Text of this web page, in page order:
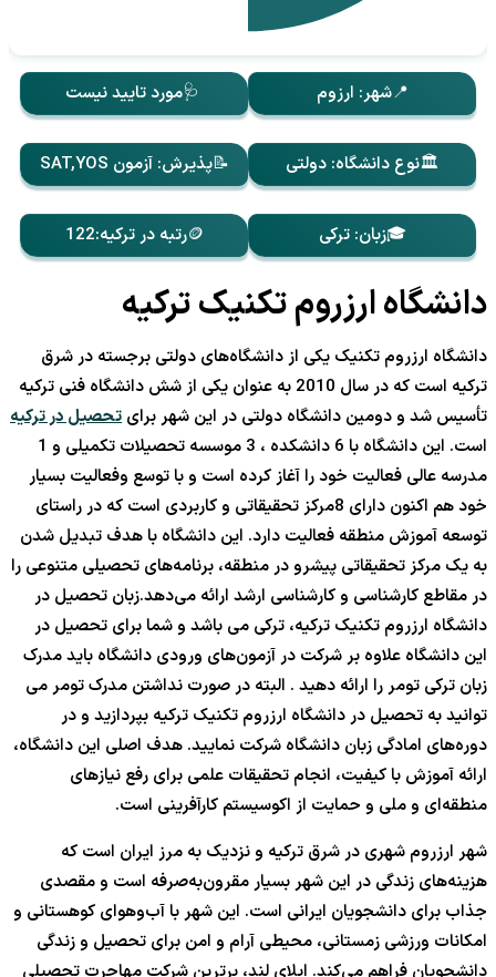
📍شهر: ارزوم 🩺مورد تایید نیست
🏛️نوع دانشگاه: دولتی 📝پذیرش: آزمون SAT,YOS
🎓زبان: ترکی 🪙رتبه در ترکیه:122
دانشگاه ارزروم تکنیک ترکیه
دانشگاه ارزروم تکنیک یکی از دانشگاه‌های دولتی برجسته در شرق
ترکیه است که در سال 2010 به عنوان یکی از شش دانشگاه فنی ترکیه
تأسیس شد و دومین دانشگاه دولتی در این شهر برای تحصیل در ترکیه
است. این دانشگاه با 6 دانشکده ، 3 موسسه تحصیلات تکمیلی و 1
مدرسه عالی فعالیت خود را آغاز کرده است و با توسع وفعالیت بسیار
خود هم اکنون دارای 8مرکز تحقیقاتی و کاربردی است که در راستای
توسعه آموزش منطقه فعالیت دارد. این دانشگاه با هدف تبدیل شدن
به یک مرکز تحقیقاتی پیشرو در منطقه، برنامه‌های تحصیلی متنوعی را
در مقاطع کارشناسی و کارشناسی ارشد ارائه می‌دهد.زبان تحصیل در
دانشگاه ارزروم تکنیک ترکیه، ترکی می باشد و شما برای تحصیل در
این دانشگاه علاوه بر شرکت در آزمون‌های ورودی دانشگاه باید مدرک
زبان ترکی تومر را ارائه دهید . البته در صورت نداشتن مدرک تومر می
توانید به تحصیل در دانشگاه ارزروم تکنیک ترکیه بپردازید و در
دوره‌های امادگی زبان دانشگاه شرکت نمایید. هدف اصلی این دانشگاه،
ارائه آموزش با کیفیت، انجام تحقیقات علمی برای رفع نیازهای
منطقه‌ای و ملی و حمایت از اکوسیستم کارآفرینی است.
شهر ارزروم شهری در شرق ترکیه و نزدیک به مرز ایران است که
هزینه‌های زندگی در این شهر بسیار مقرون‌به‌صرفه است و مقصدی
جذاب برای دانشجویان ایرانی است. این شهر با آب‌وهوای کوهستانی و
امکانات ورزشی زمستانی، محیطی آرام و امن برای تحصیل و زندگی